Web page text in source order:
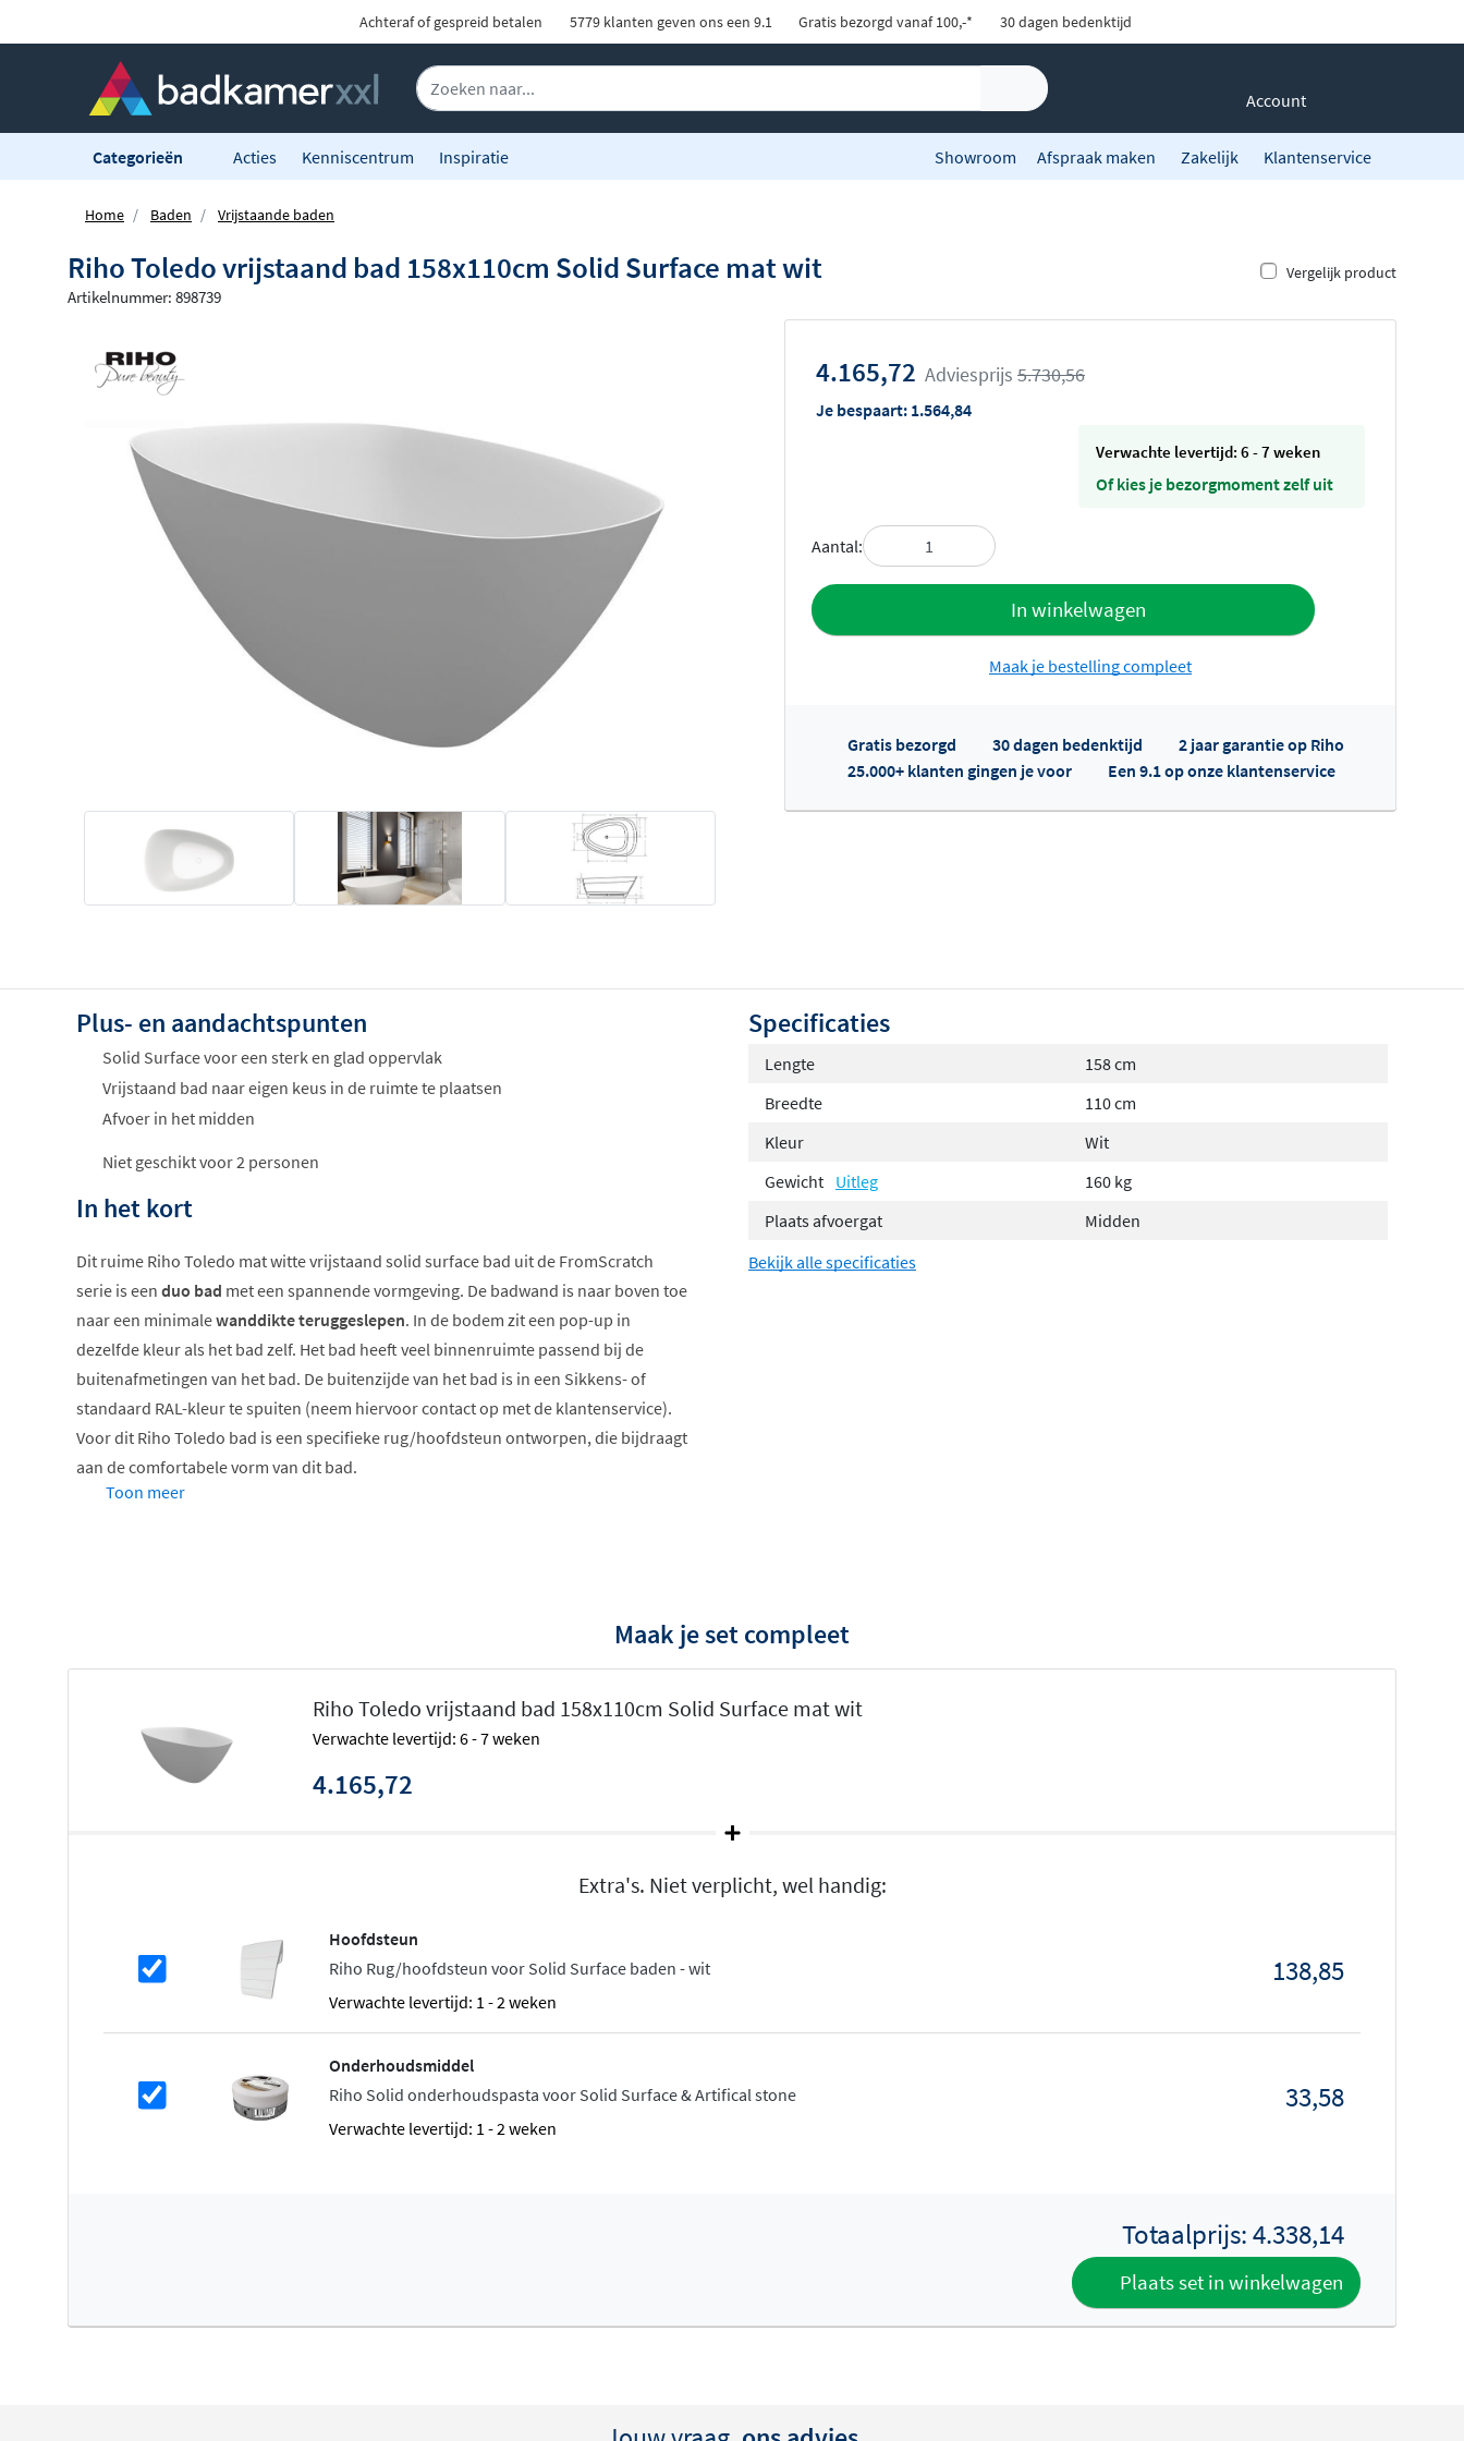
Achteraf of gespreid betalen 5779 klanten geven ons een 9.1 Gratis bezorgd vanaf 100,-* 30 dagen bedenktijd
Account
Categorieën Acties Kenniscentrum Inspiratie Showroom Afspraak maken Zakelijk Klantenservice
Home Baden Vrijstaande baden
Riho Toledo vrijstaand bad 158x110cm Solid Surface mat wit Vergelijk product
Artikelnummer: 898739
4.165,72 Adviesprijs 5.730,56
Je bespaart: 1.564,84
Verwachte levertijd: 6 - 7 weken
Of kies je bezorgmoment zelf uit
Aantal:
In winkelwagen
Toevoegen aan offerte
Offertes ophalen...
Maak je bestelling compleet
Gratis bezorgd 30 dagen bedenktijd
2 jaar garantie op Riho
25.000+ klanten gingen je voor
Een 9.1 op onze klantenservice
Plus- en aandachtspunten
Solid Surface voor een sterk en glad oppervlak
Vrijstaand bad naar eigen keus in de ruimte te plaatsen
Afvoer in het midden
Niet geschikt voor 2 personen
In het kort
Dit ruime Riho Toledo mat witte vrijstaand solid surface bad uit de FromScratch
serie is een duo bad met een spannende vormgeving. De badwand is naar boven toe
naar een minimalewanddikte teruggeslepen. In de bodem zit een pop-up in
dezelfde kleur als het bad zelf. Het bad heeft veel binnenruimte passend bij de
buitenafmetingen van het bad. De buitenzijde van het bad is in een Sikkens- of
standaard RAL-kleur te spuiten (neem hiervoor contact op met de klantenservice).
Voor dit Riho Toledo bad is een specifieke rug/hoofdsteun ontworpen, die bijdraagt
aan de comfortabele vorm van dit bad.
Optioneel verkrijgbaar
Hoofdkussen in wit of zwart
Zwarte pop-up cover voor de badplug
Solid Surface betekent letterlijk "solide oppervlakte", maar in werkelijkheid is het
omdat het hoogwaardige materiaal, dat bijvoorbeeld krasbestendiger is dan
acryl, hygiënisch en duurzaam is. Omdat het materiaal dichte poriën heeft, is het bij
uitstek geschikt voor baden en douchevloeren, waskommen. Solid Surface heeft
De Riho Solid Surface producten hebben een tijdloos design met strakke lijnen.
Innovatief in de badkamer, met een pure uitstraling. Het materiaal voelt zacht aan en
Toon meer
Specificaties
Lengte
158 cm
Breedte
110 cm
Kleur
Wit
Gewicht Uitleg
160 kg
Plaats afvoergat
Midden
Bekijk alle specificaties
Maak je set compleet
Riho Toledo vrijstaand bad 158x110cm Solid Surface mat wit
Verwachte levertijd: 6 - 7 weken
4.165,72
Extra's. Niet verplicht, wel handig:
Hoofdsteun
Riho Rug/hoofdsteun voor Solid Surface baden - wit
Verwachte levertijd: 1 - 2 weken
138,85
Onderhoudsmiddel
Riho Solid onderhoudspasta voor Solid Surface & Artifical stone
Verwachte levertijd: 1 - 2 weken
33,58
Totaalprijs:4.338,14
Plaats set in winkelwagen